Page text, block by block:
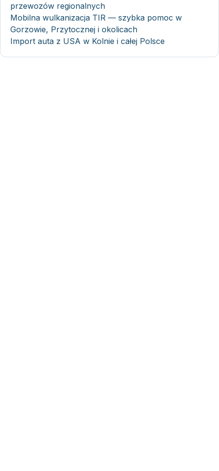
przewozów regionalnych
Mobilna wulkanizacja TIR — szybka pomoc w
Gorzowie, Przytocznej i okolicach
Import auta z USA w Kolnie i całej Polsce